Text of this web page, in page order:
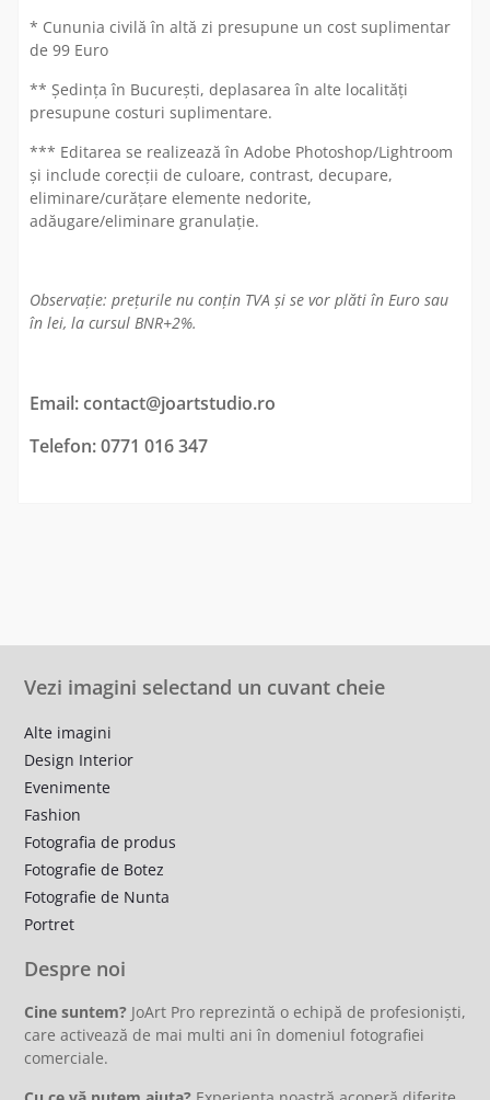
* Cununia civilă în altă zi presupune un cost suplimentar
de 99 Euro
** Ședința în București, deplasarea în alte localități
presupune costuri suplimentare.
*** Editarea se realizează în Adobe Photoshop/Lightroom
și include corecții de culoare, contrast, decupare,
eliminare/curățare elemente nedorite,
adăugare/eliminare granulație.
Observație: prețurile nu conțin TVA și se vor plăti în Euro sau
în lei, la cursul BNR+2%.
Email: contact@joartstudio.ro
Telefon: 0771 016 347
Vezi imagini selectand un cuvant cheie
Alte imagini
Design Interior
Evenimente
Fashion
Fotografia de produs
Fotografie de Botez
Fotografie de Nunta
Portret
Despre noi
Cine suntem?JoArt Pro reprezintă o echipă de profesioniști,
care activează de mai multi ani în domeniul fotografiei
comerciale.